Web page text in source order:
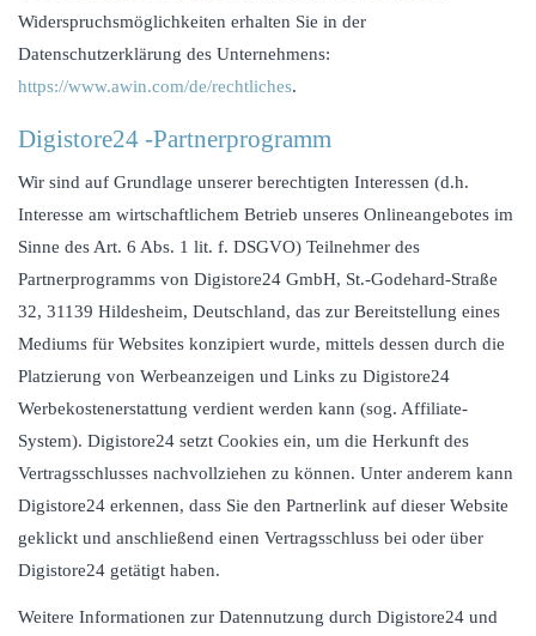
Widerspruchsmöglichkeiten erhalten Sie in der
Datenschutzerklärung des Unternehmens:
https://www.awin.com/de/rechtliches.
Digistore24 -Partnerprogramm
Wir sind auf Grundlage unserer berechtigten Interessen (d.h.
Interesse am wirtschaftlichem Betrieb unseres Onlineangebotes im
Sinne des Art. 6 Abs. 1 lit. f. DSGVO) Teilnehmer des
Partnerprogramms von Digistore24 GmbH, St.-Godehard-Straße
32, 31139 Hildesheim, Deutschland, das zur Bereitstellung eines
Mediums für Websites konzipiert wurde, mittels dessen durch die
Platzierung von Werbeanzeigen und Links zu Digistore24
Werbekostenerstattung verdient werden kann (sog. Affiliate-
System). Digistore24 setzt Cookies ein, um die Herkunft des
Vertragsschlusses nachvollziehen zu können. Unter anderem kann
Digistore24 erkennen, dass Sie den Partnerlink auf dieser Website
geklickt und anschließend einen Vertragsschluss bei oder über
Digistore24 getätigt haben.
Weitere Informationen zur Datennutzung durch Digistore24 und